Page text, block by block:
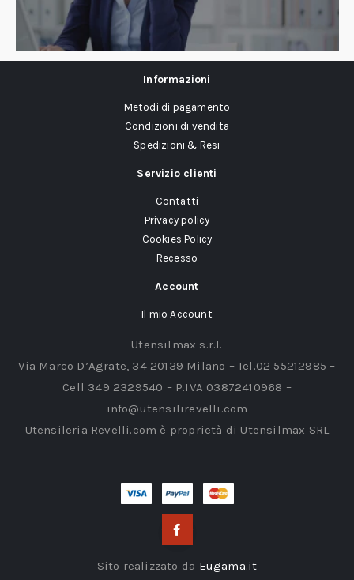
Informazioni
Metodi di pagamento
Condizioni di vendita
Spedizioni & Resi
Servizio clienti
Contatti
Privacy policy
Cookies Policy
Recesso
Account
Il mio Account
Utensilmax s.r.l.
Via Marco D’Agrate, 34 20139 Milano – Tel.02 55212985 –
Cell 349 2329540 – P.IVA 03872410968 –
info@utensilirevelli.com
Utensileria Revelli.com è proprietà di Utensilmax SRL
Sito realizzato da Eugama.it